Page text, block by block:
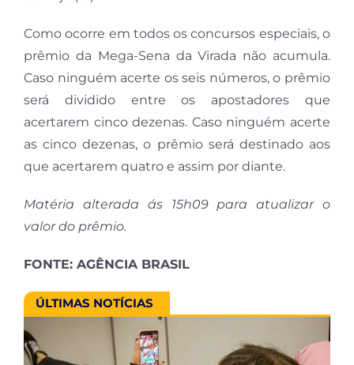
Como ocorre em todos os concursos especiais, o
prêmio da Mega-Sena da Virada não acumula.
Caso ninguém acerte os seis números, o prêmio
será dividido entre os apostadores que
acertarem cinco dezenas. Caso ninguém acerte
as cinco dezenas, o prêmio será destinado aos
que acertarem quatro e assim por diante.
Matéria alterada ás 15h09 para atualizar o
valor do prêmio.
FONTE: AGÊNCIA BRASIL
ÚLTIMAS NOTÍCIAS